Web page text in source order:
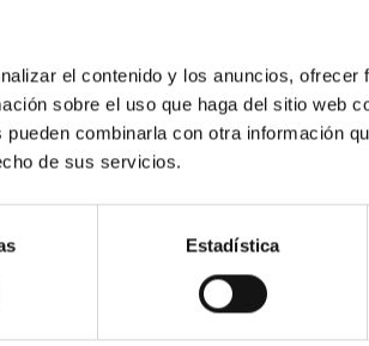
el contenido y los anuncios, ofrecer
sobre el uso que haga del sitio web
combinarla con otra información
de sus servicios.
Estadística
IAC PORTAL
Sitemap
Privacy policy
Legal notice